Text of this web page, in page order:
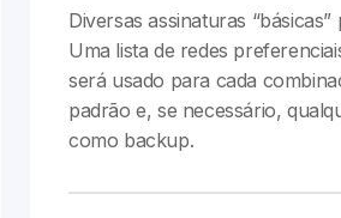
Diversas assinaturas
Uma lista de redes
será usado para cada
padrão e, se necessário,
como backup.